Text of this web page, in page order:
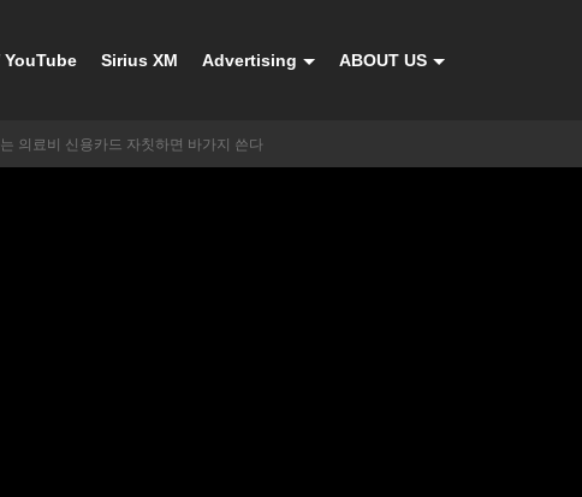
YouTube Sirius XM Advertising ABOUT US
의료비 신용카드 자칫하면 바가지 쓴다